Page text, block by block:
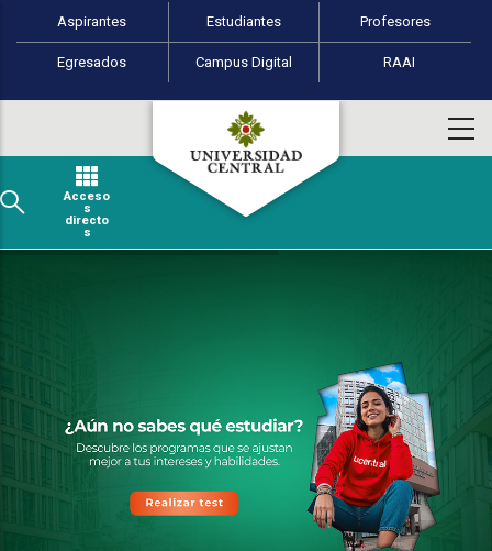
Pasar al contenido principal
Perfiles de usuario
Aspirantes Estudiantes Profesores
Egresados Campus Digital RAAI
Acceso
s
directo
s